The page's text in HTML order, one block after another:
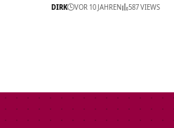
DIRK VOR 10 JAHREN 587 VIEWS